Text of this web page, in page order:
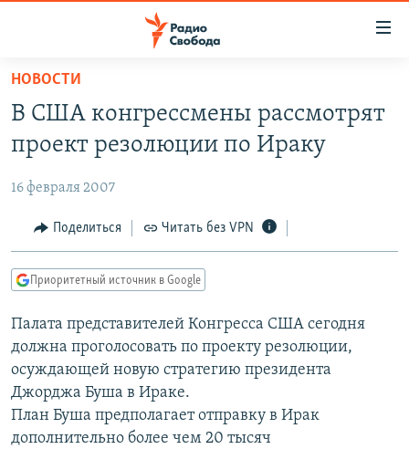
упрощенного
доступа
основному
Вернутся
главной
навигации
Вернутся
поиску
АВТОРСКИЕ ПРОЕКТЫ
ЦИТАТЫ СВОБОДЫ
МНЕНИЯ
IDEL.РЕАЛИИ
КАВКАЗ.РЕАЛИИ
СЕВЕР.РЕАЛИИ
СИБИРЬ.РЕАЛИИ
РАСПИСАНИЕ ВЕЩАНИЯ
НОВОСТИ
В США конгрессмены рассмотрят
проект резолюции по Ираку
16 февраля 2007
Поделиться Читать без VPN
Приоритетный источник в Google
Палата представителей Конгресса США сегодня
должна проголосовать по проекту резолюции,
осуждающей новую стратегию президента
Джорджа Буша в Ираке.
План Буша предполагает отправку в Ирак
дополнительно более чем 20 тысяч